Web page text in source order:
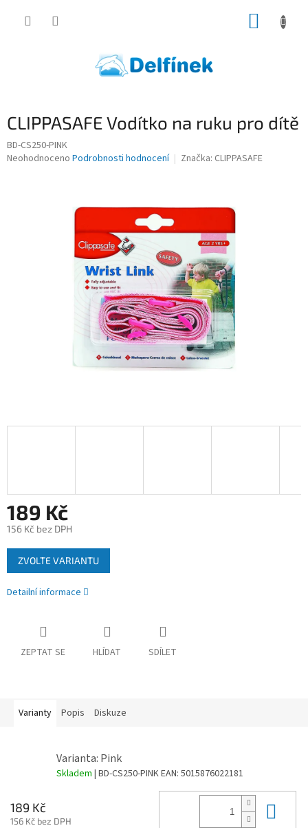
CLIPPASAFE Vodítko na ruku pro dítě
BD-CS250-PINK
Průměrné
Neohodnoceno Podrobnosti hodnocení Značka: CLIPPASAFE
189 Kč
156 Kč bez DPH
Měrná
cena:
ZVOLTE VARIANTU
Detailní informace
ZEPTAT SE HLÍDAT SDÍLET
Varianty Popis Diskuze
Varianta: Pink
Skladem | BD-CS250-PINKEAN: 5015876022181
189 Kč
156 Kč bez DPH